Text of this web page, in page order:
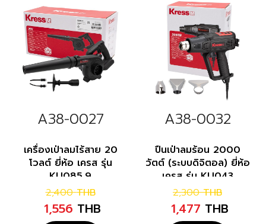
A38-0027
เครื่องเป่าลมไร้สาย 20
โวลต์ ยี่ห้อ เครส รุ่น
KU085.9
2,400 THB
1,556 THB
A38-0032
ปืนเป่าลมร้อน 2000
วัตต์ (ระบบดิจิตอล) ยี่ห้อ
เครส รุ่น KU043
2,300 THB
1,477 THB